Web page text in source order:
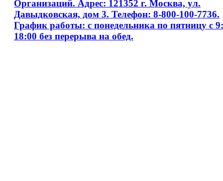
Организаций. Адрес: 121352 г. Москва, ул.
Давыдковская, дом 3. Телефон: 8-800-100-7736.
График работы: с понедельника по пятницу с
18:00 без перерыва на обед.